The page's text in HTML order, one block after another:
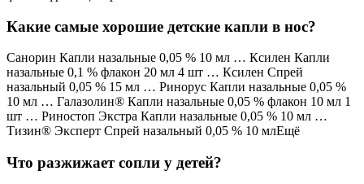
Какие самые хорошие детские капли в нос?
Санорин Капли назальные 0,05 % 10 мл … Ксилен Капли
назальные 0,1 % флакон 20 мл 4 шт … Ксилен Спрей
назальный 0,05 % 15 мл … Ринорус Капли назальные 0,05 %
10 мл … Галазолин® Капли назальные 0,05 % флакон 10 мл 1
шт … Риностоп Экстра Капли назальные 0,05 % 10 мл …
Тизин® Эксперт Спрей назальный 0,05 % 10 млЕщё
Что разжижает сопли у детей?